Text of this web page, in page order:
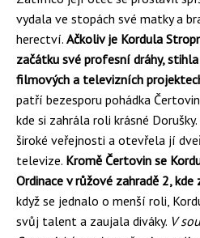
vydala ve stopách své matky a
herectví. Ačkoliv je Kordula
začátku své profesní dráhy,
filmových a televizních
patří bezesporu pohádka
kde si zahrála roli krásné
široké veřejnosti a otevřela jí
televize. Kromě Čertovin se
Ordinace v růžové zahradě 2,
když se jednalo o menší roli,
svůj talent a zaujala diváky. V